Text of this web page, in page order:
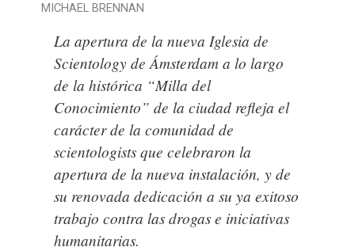
MICHAEL BRENNAN
La apertura de la nueva Iglesia de
Scientology de Ámsterdam a lo largo
de la histórica “Milla del
Conocimiento” de la ciudad refleja el
carácter de la comunidad de
scientologists que celebraron la
apertura de la nueva instalación, y de
su renovada dedicación a su ya exitoso
trabajo contra las drogas e iniciativas
humanitarias.